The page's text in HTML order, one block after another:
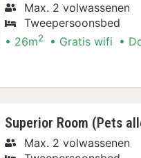
Max. 2 volwassenen
Tweepersoonsbed
26m2 Gratis wifi
Superior Room (Pets
Max. 2 volwassenen